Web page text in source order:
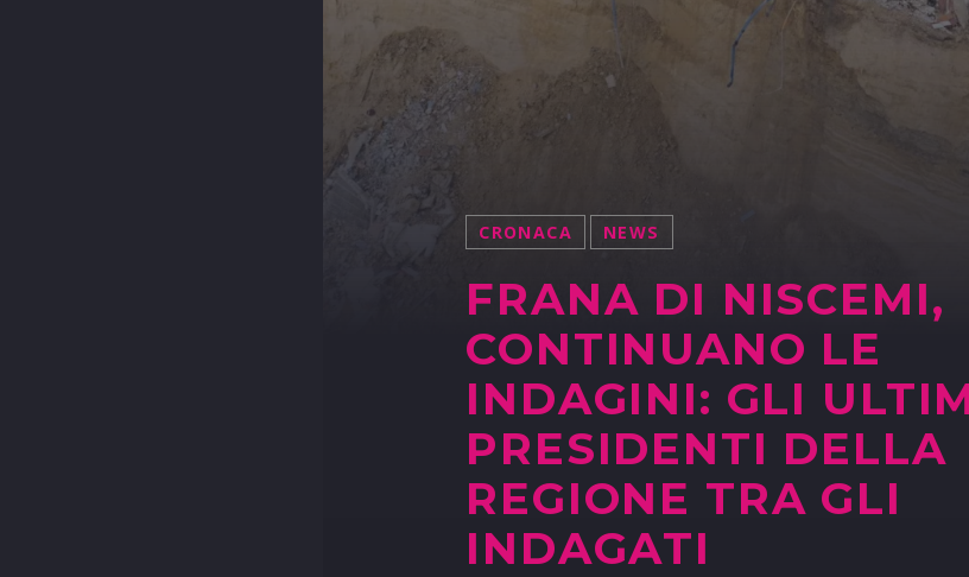
CRONACA NEWS
FRANA DI NISCEMI,
CONTINUANO LE
INDAGINI: GLI
PRESIDENTI DELLA
REGIONE TRA GLI
INDAGATI